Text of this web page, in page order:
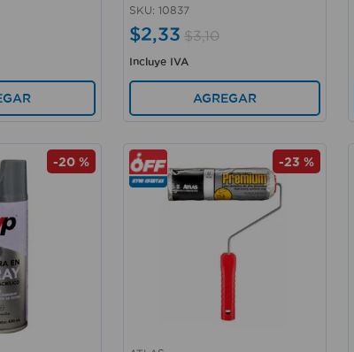
SKU: 10837
$2,33 $3,10
Incluye IVA
AGREGAR
-20 % -23 %